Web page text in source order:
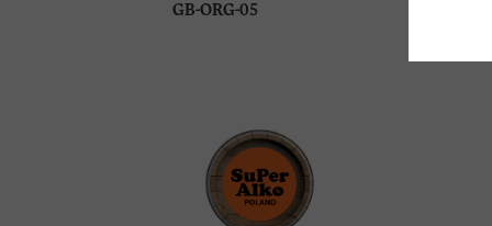
GB-ORG-05